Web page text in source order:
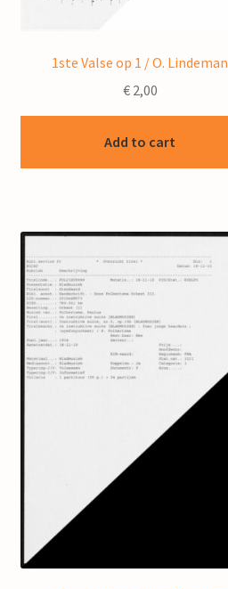
1ste Valse op 1 / O. Lindeman
€2,00
Add to cart